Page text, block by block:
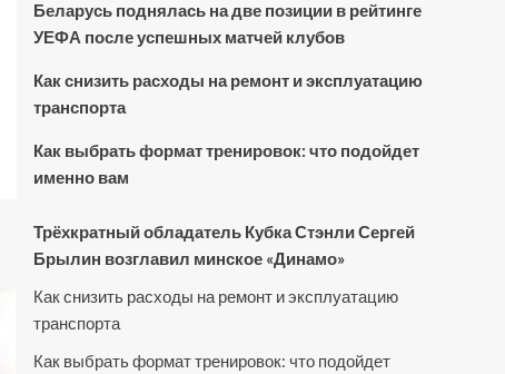
Беларусь поднялась на две позиции в рейтинге
УЕФА после успешных матчей клубов
Как снизить расходы на ремонт и эксплуатацию
транспорта
Как выбрать формат тренировок: что подойдет
именно вам
Трёхкратный обладатель Кубка Стэнли Сергей
Брылин возглавил минское «Динамо»
Как снизить расходы на ремонт и эксплуатацию
транспорта
Как выбрать формат тренировок: что подойдет